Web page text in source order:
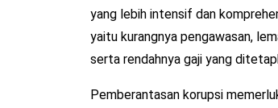
yang lebih intensif dan
yaitu kurangnya pengawasan,
serta rendahnya gaji yang
Pemberantasan korupsi